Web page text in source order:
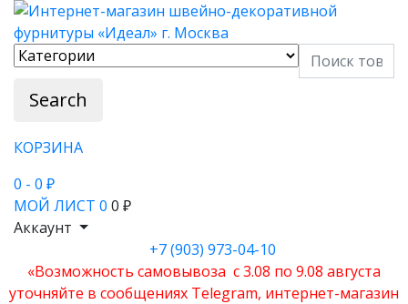
Search
КОРЗИНА
0 - 0 ₽
МОЙ ЛИСТ 0 0 ₽
Аккаунт
+7 (903) 973-04-10
«Возможность самовывоза с 3.08 по 9.08 августа
уточняйте в сообщениях Telegram, интернет-магазин